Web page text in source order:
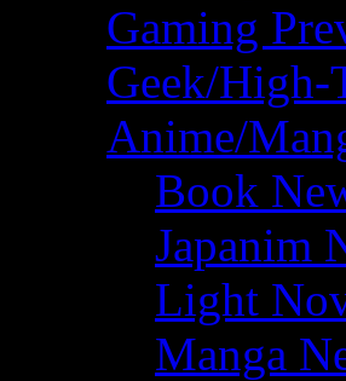
Gaming
Geek/High-
Anime/
Book
Japanim
Light
Manga